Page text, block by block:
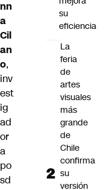
nn
a
Cil
an
o,
inv
est
ig
ad
or
a
po
sd
su
eficiencia
La
feria
de
artes
visuales
más
grande
de
Chile
confirma
su
versión